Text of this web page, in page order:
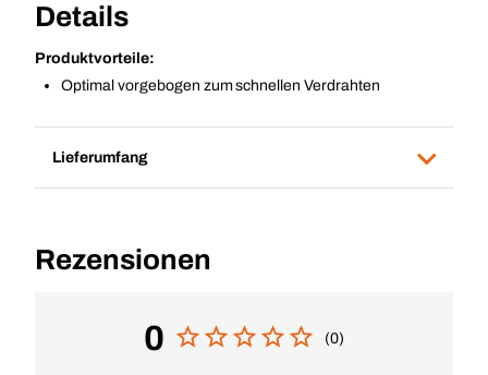
Details
Produktvorteile:
Optimal vorgebogen zum schnellen Verdrahten
Lieferumfang
Rezensionen
0 (0)